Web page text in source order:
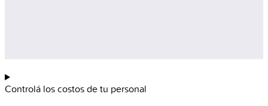
Controlá los costos de tu personal